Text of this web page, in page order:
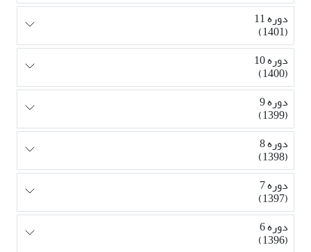
دوره 11
(1401)
دوره 10
(1400)
دوره 9
(1399)
دوره 8
(1398)
دوره 7
(1397)
دوره 6
(1396)